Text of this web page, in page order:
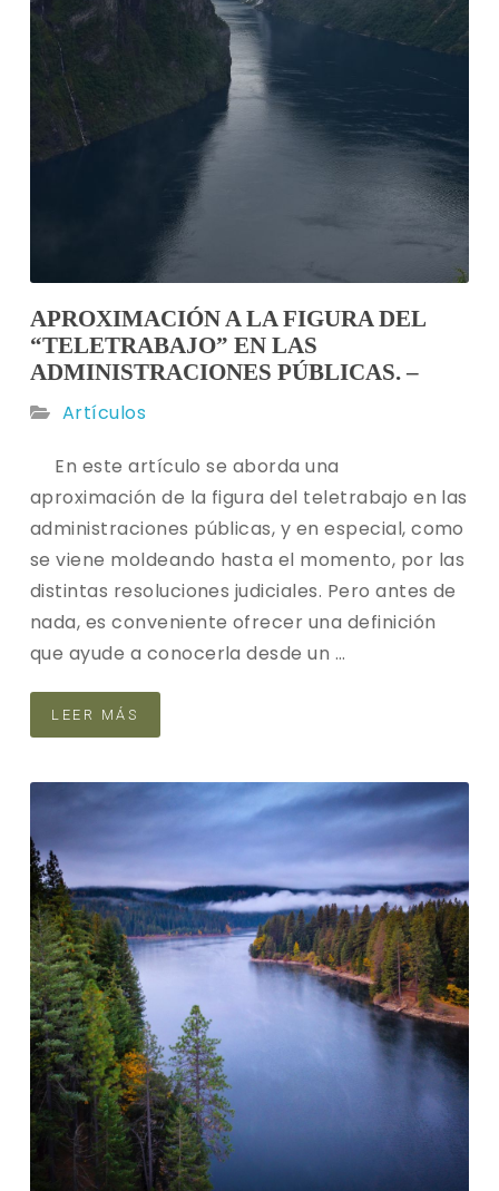
APROXIMACIÓN A LA FIGURA DEL
“TELETRABAJO” EN LAS
ADMINISTRACIONES PÚBLICAS. –
Artículos
En este artículo se aborda una
aproximación de la figura del teletrabajo en las
administraciones públicas, y en especial, como
se viene moldeando hasta el momento, por las
distintas resoluciones judiciales. Pero antes de
nada, es conveniente ofrecer una definición
que ayude a conocerla desde un …
LEER MÁS